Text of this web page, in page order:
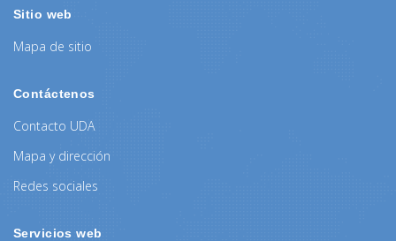
Sitio web
Mapa de sitio
Contáctenos
Contacto UDA
Mapa y dirección
Redes sociales
Servicios web